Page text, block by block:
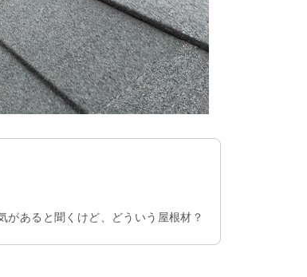
があると聞くけど、どういう屋根材？